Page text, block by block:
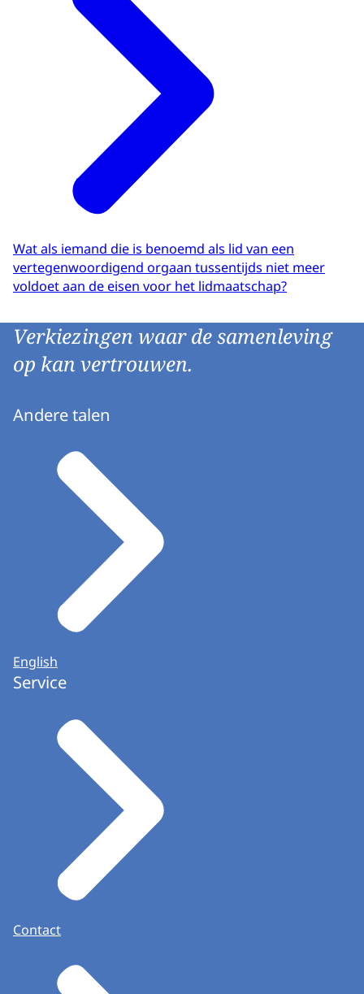
Wat als iemand die is benoemd als lid van een
vertegenwoordigend orgaan tussentijds niet meer
voldoet aan de eisen voor het lidmaatschap?
Verkiezingen waar de samenleving
op kan vertrouwen.
Andere talen
English
Service
Contact